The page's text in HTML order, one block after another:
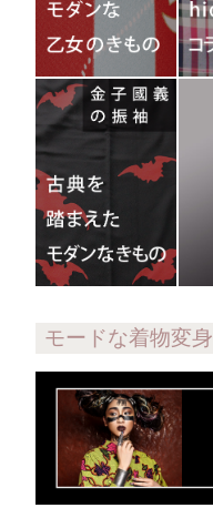
モードな着物変身